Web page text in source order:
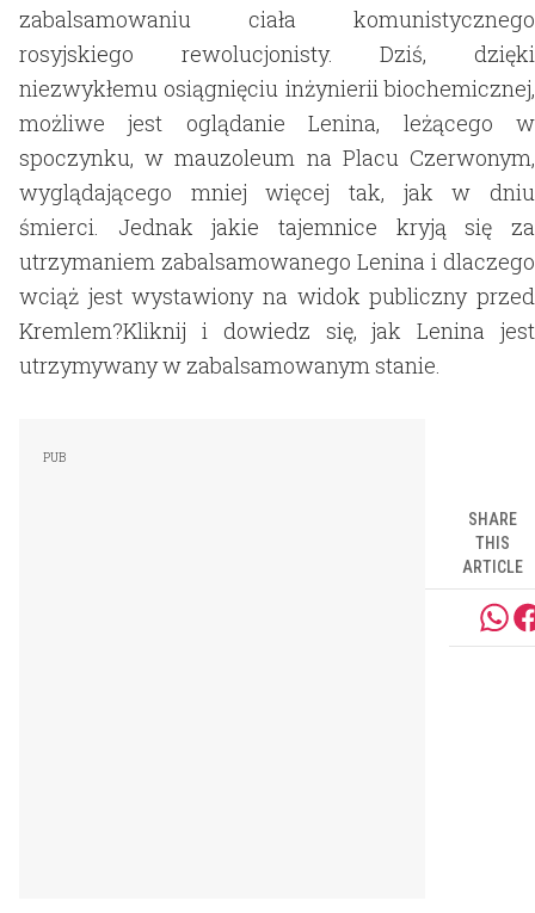
zabalsamowaniu ciała komunistycznego
rosyjskiego rewolucjonisty. Dziś, dzięki
niezwykłemu osiągnięciu inżynierii biochemicznej,
możliwe jest oglądanie Lenina, leżącego w
spoczynku, w mauzoleum na Placu Czerwonym,
wyglądającego mniej więcej tak, jak w dniu
śmierci. Jednak jakie tajemnice kryją się za
utrzymaniem zabalsamowanego Lenina i dlaczego
wciąż jest wystawiony na widok publiczny przed
Kremlem?Kliknij i dowiedz się, jak Lenina jest
utrzymywany w zabalsamowanym stanie.
SHARE
THIS
ARTICLE